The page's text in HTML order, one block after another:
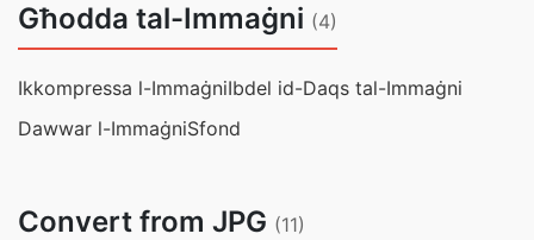
Għodda tal-Immaġni (4)
Ikkompressa l-ImmaġniIbdel id-Daqs tal-Immaġni
Dawwar l-ImmaġniSfond
Convert from JPG (11)